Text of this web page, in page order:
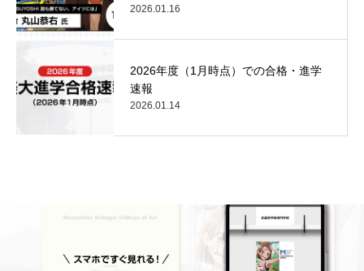
2026.01.16
2026年度（1月時点）での合格・進学
速報
2026.01.14